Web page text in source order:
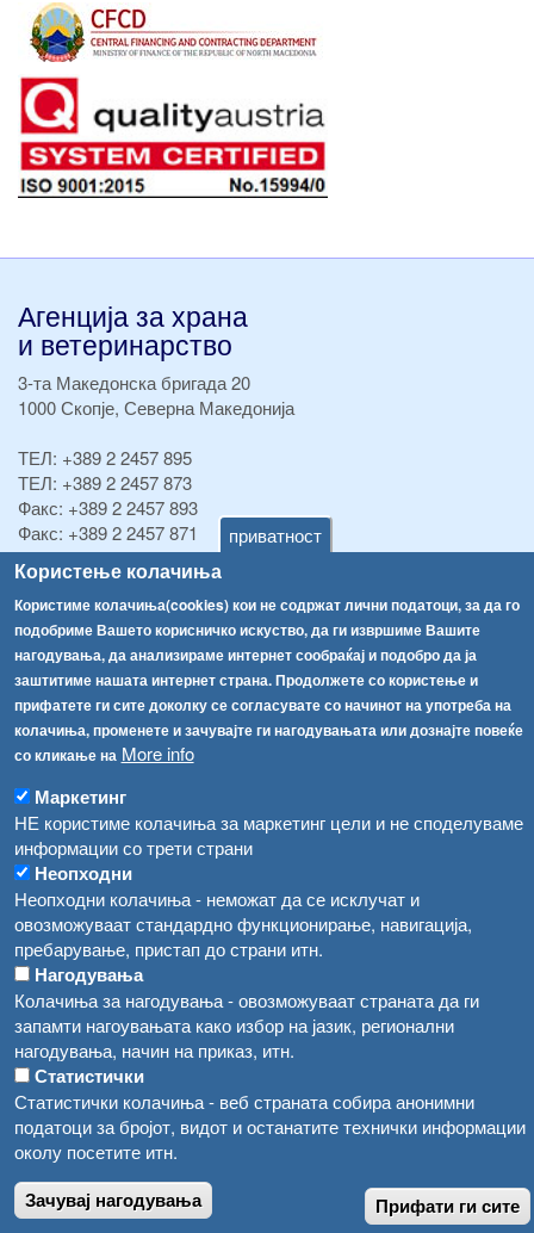
приватност
Користење колачиња
Користиме колачиња(cookies) кои не содржат лични податоци, за да го
подобриме Вашето корисничко искуство, да ги извршиме Вашите
нагодувања, да анализираме интернет сообраќај и подобро да ја
заштитиме нашата интернет страна. Продолжете со користење и
прифатете ги сите доколку се согласувате со начинот на употреба на
колачиња, променете и зачувајте ги нагодувањата или дознајте повеќе
со кликање на More info
Маркетинг
НЕ користиме колачиња за маркетинг цели и не споделуваме
информации со трети страни
Неопходни
Неопходни колачиња - неможат да се исклучат и
овозможуваат стандардно функционирање, навигација,
пребарување, пристап до страни итн.
Нагодувања
Колачиња за нагодувања - овозможуваат страната да ги
запамти нагоувањата како избор на јазик, регионални
нагодувања, начин на приказ, итн.
Статистички
Статистички колачиња - веб страната собира анонимни
податоци за бројот, видот и останатите технички информации
околу посетите итн.
Зачувај нагодувања Прифати ги сите
Агенција за храна
и ветеринарство
3-та Македонска бригада 20
1000 Скопје, Северна Македонија
ТЕЛ: +389 2 2457 895
ТЕЛ: +389 2 2457 873
Факс: +389 2 2457 893
Факс: +389 2 2457 871
info@fva.gov.mk
[АХВ-претходна страна]
Соопштенија
Република Бугарија ги засили официјалните контроли при увоз на свежо овошје и зеленчук
Високите температури ризик од труење со храна, опасни се и за животните
Водата во Гостивар може да се користи како техничка, продолжува испораката на флаширана вода
Во Гостивар спроведени 70 вонредни контроли
Забраната за водата во Гостивар останува на сила, операторите да користат само технички безбедна вода
Навигација
Архива
Регистри
Обрасци
Огласи